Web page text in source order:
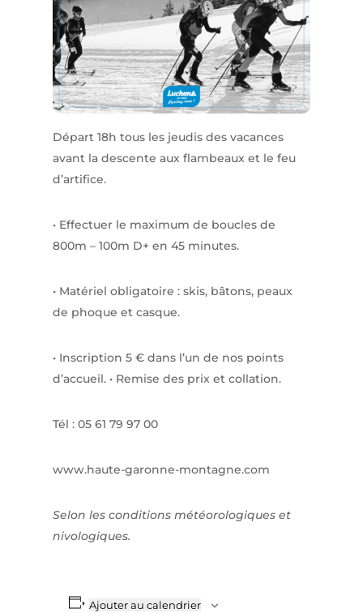
Départ 18h tous les jeudis des vacances
avant la descente aux flambeaux et le feu
d’artifice.
• Effectuer le maximum de boucles de
800m – 100m D+ en 45 minutes.
• Matériel obligatoire : skis, bâtons, peaux
de phoque et casque.
• Inscription 5 € dans l’un de nos points
d’accueil. • Remise des prix et collation.
Tél : 05 61 79 97 00
www.haute-garonne-montagne.com
Selon les conditions météorologiques et
nivologiques.
Ajouter au calendrier